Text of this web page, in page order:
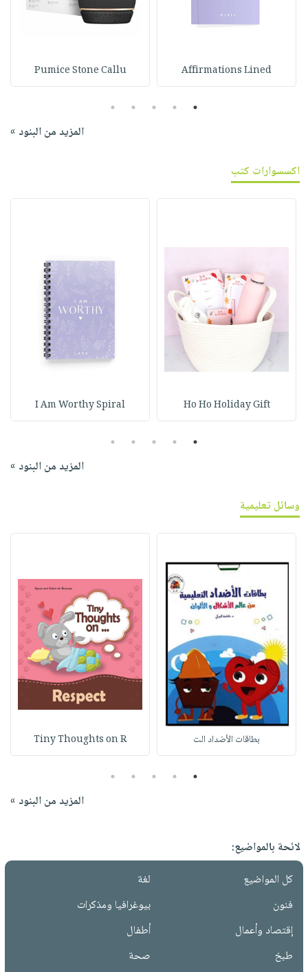
Affirmations Lined
Pumice Stone Callu
1
2
3
4
5
المزيد من البنود »
اكسسوارات كتب
Ho Ho Holiday Gift
I Am Worthy Spiral
1
2
3
4
5
المزيد من البنود »
وسائل تعليمية
بطاقات الأضداد الت Tiny Thoughts on R
1
2
3
4
5
المزيد من البنود »
لائحة بالمواضيع:
كل المواضيع
لغة
فنون
بيوغرافيا ومذكرات
إقتصاد وأعمال
أطفال
طبخ
صحة